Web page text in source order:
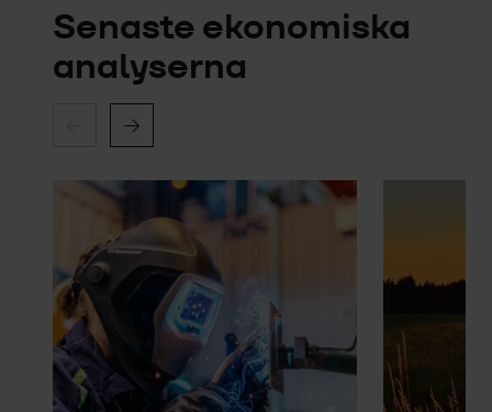
Senaste ekonomiska
analyserna